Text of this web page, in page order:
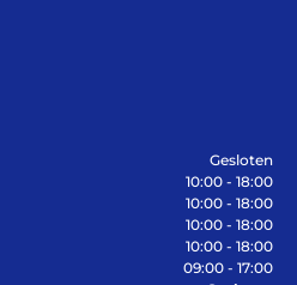
Gesloten
10:00 - 18:00
10:00 - 18:00
10:00 - 18:00
10:00 - 18:00
09:00 - 17:00